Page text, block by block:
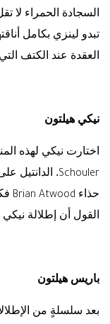
السجادة الحمراء لا
تبدو لينزي بكامل
العقدة عند الكتف
نيكي هيلتون
اختارت نيكي لهذه
Schouler. الدانتيل
حذاء Brian Atwood
القول أن إطلالة
باريس هيلتون
بعد سلسلةٍ من